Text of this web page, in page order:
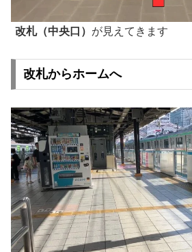
改札（中央口） が見えてきます
改札からホームへ